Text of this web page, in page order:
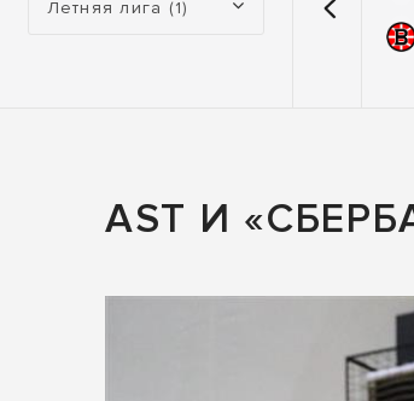
Летняя лига (1)
AST И